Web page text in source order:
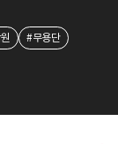
#무용단